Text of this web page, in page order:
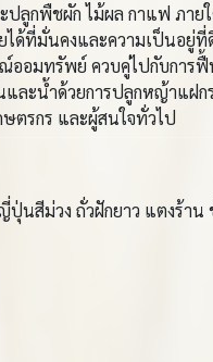
ลูกพืชผัก ไม้ผล กาแฟ ภาย
ได้ที่มั่นคงและความเป็นอยู่
ออมทรัพย์ ควบคู่ไปกับกา
ะน้ำด้วยการปลูกหญ้าแฝกร
ตรกร และผู้สนใจทั่วไป
ม่วง ถั่วฝักยาว แตงร้าน ข้